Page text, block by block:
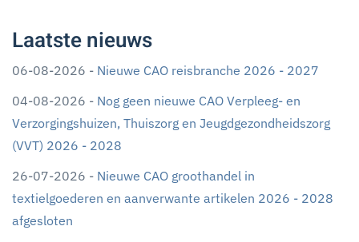
Laatste nieuws
06-08-2026 - Nieuwe CAO reisbranche 2026 - 2027
04-08-2026 - Nog geen nieuwe CAO Verpleeg- en
Verzorgingshuizen, Thuiszorg en Jeugdgezondheidszorg
(VVT) 2026 - 2028
26-07-2026 - Nieuwe CAO groothandel in
textielgoederen en aanverwante artikelen 2026 - 2028
afgesloten